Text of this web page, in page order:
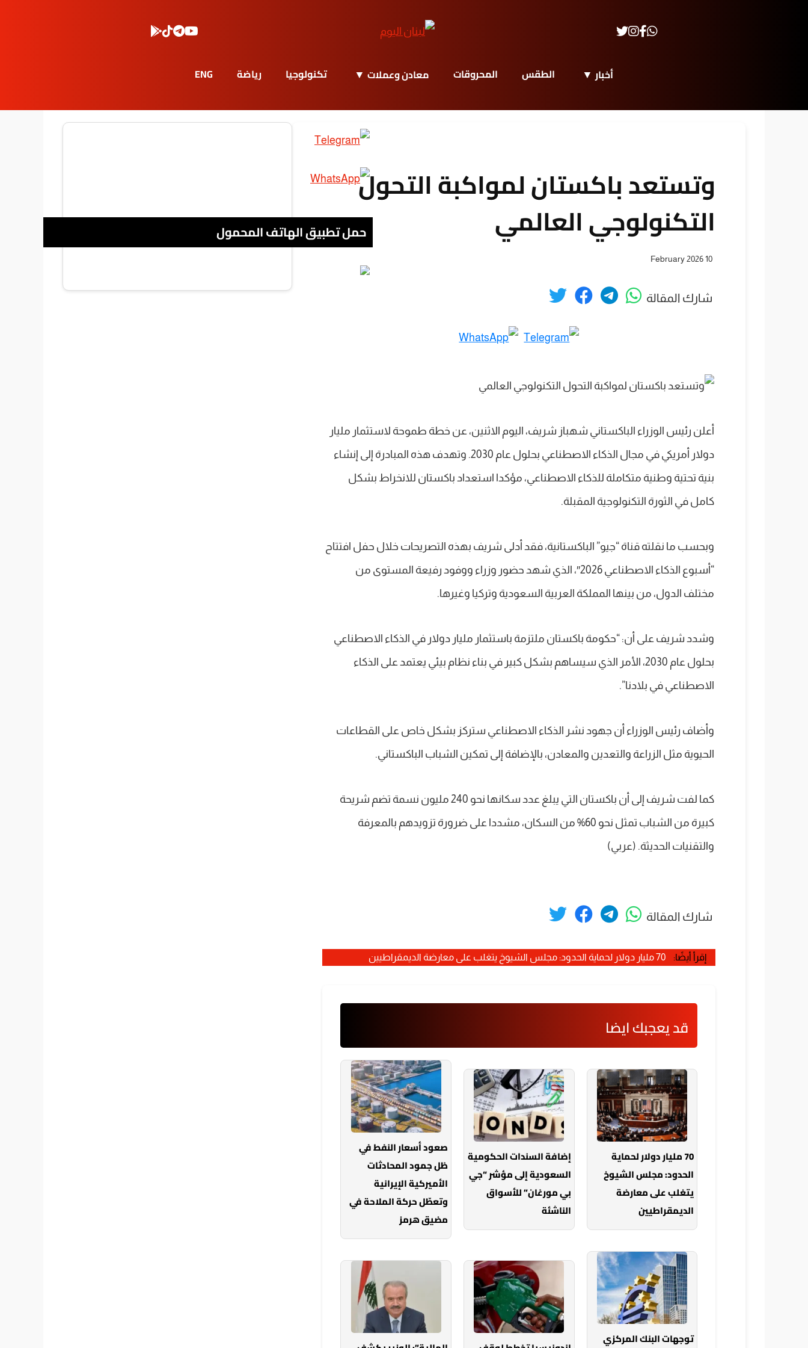
أخبار الطقس المحروقات معادن وعملات تكنولوجيا رياضة ENG
وتستعد باكستان لمواكبة التحول
التكنولوجي العالمي
10 February 2026
شارك المقالة
أعلن رئيس الوزراء الباكستاني شهباز شريف، اليوم الاثنين، عن خطة طموحة لاستثمار مليار
دولار أمريكي في مجال الذكاء الاصطناعي بحلول عام 2030. وتهدف هذه المبادرة إلى إنشاء
بنية تحتية وطنية متكاملة للذكاء الاصطناعي، مؤكدا استعداد باكستان للانخراط بشكل
كامل في الثورة التكنولوجية المقبلة.
وبحسب ما نقلته قناة “جيو” الباكستانية، فقد أدلى شريف بهذه التصريحات خلال حفل افتتاح
“أسبوع الذكاء الاصطناعي 2026″، الذي شهد حضور وزراء ووفود رفيعة المستوى من
مختلف الدول، من بينها المملكة العربية السعودية وتركيا وغيرها.
وشدد شريف على أن: “حكومة باكستان ملتزمة باستثمار مليار دولار في الذكاء الاصطناعي
بحلول عام 2030، الأمر الذي سيساهم بشكل كبير في بناء نظام بيئي يعتمد على الذكاء
الاصطناعي في بلادنا”.
وأضاف رئيس الوزراء أن جهود نشر الذكاء الاصطناعي ستركز بشكل خاص على القطاعات
الحيوية مثل الزراعة والتعدين والمعادن، بالإضافة إلى تمكين الشباب الباكستاني.
كما لفت شريف إلى أن باكستان التي يبلغ عدد سكانها نحو 240 مليون نسمة تضم شريحة
كبيرة من الشباب تمثل نحو 60% من السكان، مشددا على ضرورة تزويدهم بالمعرفة
والتقنيات الحديثة. (عربي)
شارك المقالة
إقرأ أيضًا: 70 مليار دولار لحماية الحدود: مجلس الشيوخ يتغلب على معارضة الديمقراطيين
قد يعجبك ايضا
70 مليار دولار لحماية
الحدود: مجلس الشيوخ
يتغلب على معارضة
الديمقراطيين
إضافة السندات الحكومية
السعودية إلى مؤشر “جي
بي مورغان” للأسواق
الناشئة
صعود أسعار النفط في
ظل جمود المحادثات
الأميركية الإيرانية
وتعطّل حركة الملاحة في
مضيق هرمز
توجهات البنك المركزي
حمل تطبيق الهاتف المحمول